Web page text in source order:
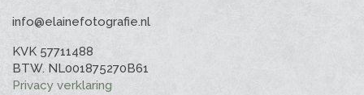
info@elainefotografie.nl
KVK 57711488
BTW. NL001875270B61
Privacy verklaring